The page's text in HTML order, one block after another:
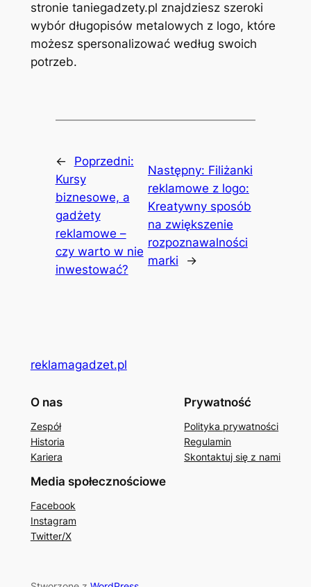
stronie taniegadzety.pl znajdziesz szeroki
wybór długopisów metalowych z logo, które
możesz spersonalizować według swoich
potrzeb.
←
Poprzedni:
Kursy
biznesowe, a
gadżety
reklamowe –
czy warto w nie
inwestować?
Następny: Filiżanki
reklamowe z logo:
Kreatywny sposób
na zwiększenie
rozpoznawalności
marki
→
reklamagadzet.pl
O nas
Zespół
Historia
Kariera
Prywatność
Polityka prywatności
Regulamin
Skontaktuj się z nami
Media społecznościowe
Facebook
Instagram
Twitter/X